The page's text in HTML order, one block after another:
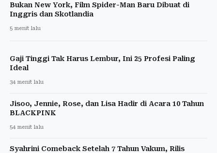
Bukan New York, Film Spider-Man Baru Dibuat di
Inggris dan Skotlandia
5 menit lalu
Gaji Tinggi Tak Harus Lembur, Ini 25 Profesi Paling
Ideal
34 menit lalu
Jisoo, Jennie, Rose, dan Lisa Hadir di Acara 10 Tahun
BLACKPINK
54 menit lalu
Syahrini Comeback Setelah 7 Tahun Vakum, Rilis